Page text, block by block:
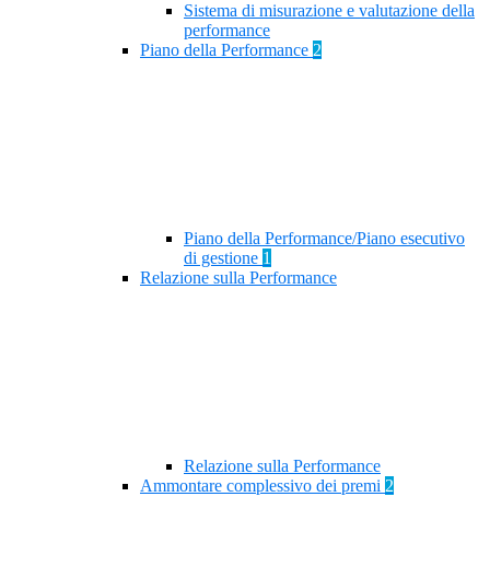
Sistema di misurazione e valutazione della
performance
Piano della Performance 2
Piano della Performance/Piano esecutivo
di gestione 1
Relazione sulla Performance
Relazione sulla Performance
Ammontare complessivo dei premi 2